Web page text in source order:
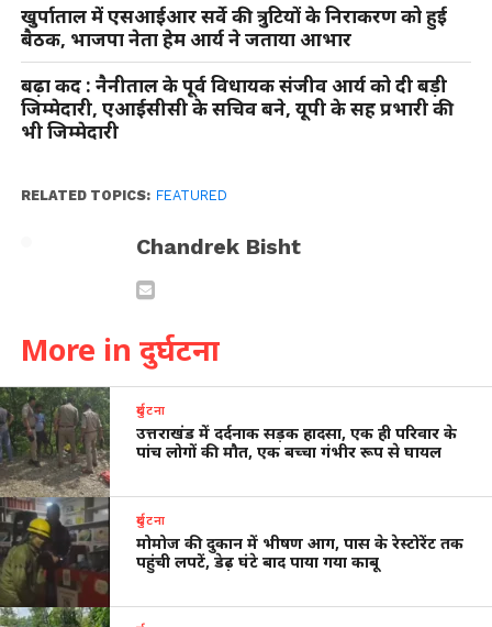
खुर्पाताल में एसआईआर सर्वे की त्रुटियों के निराकरण को हुई
बैठक, भाजपा नेता हेम आर्य ने जताया आभार
बढ़ा कद : नैनीताल के पूर्व विधायक संजीव आर्य को दी बड़ी
जिम्मेदारी, एआईसीसी के सचिव बने, यूपी के सह प्रभारी की
भी जिम्मेदारी
RELATED TOPICS: FEATURED
Chandrek Bisht
More in दुर्घटना
दुर्घटना
उत्तराखंड में दर्दनाक सड़क हादसा, एक ही परिवार के
पांच लोगों की मौत, एक बच्चा गंभीर रूप से घायल
दुर्घटना
मोमोज की दुकान में भीषण आग, पास के रेस्टोरेंट तक
पहुंची लपटें, डेढ़ घंटे बाद पाया गया काबू